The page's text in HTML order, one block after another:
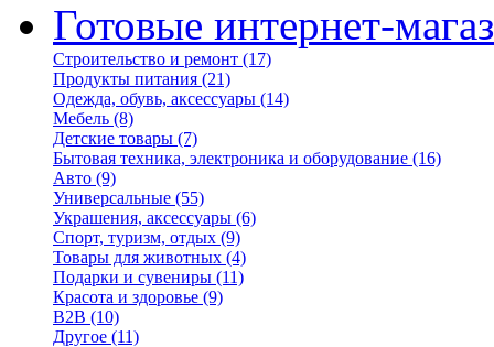
Готовые интернет-
Строительство и ремонт (17)
Продукты питания (21)
Одежда, обувь, аксессуары (14)
Мебель (8)
Детские товары (7)
Бытовая техника, электроника и оборудование (16)
Авто (9)
Универсальные (55)
Украшения, аксессуары (6)
Спорт, туризм, отдых (9)
Товары для животных (4)
Подарки и сувениры (11)
Красота и здоровье (9)
B2B (10)
Другое (11)